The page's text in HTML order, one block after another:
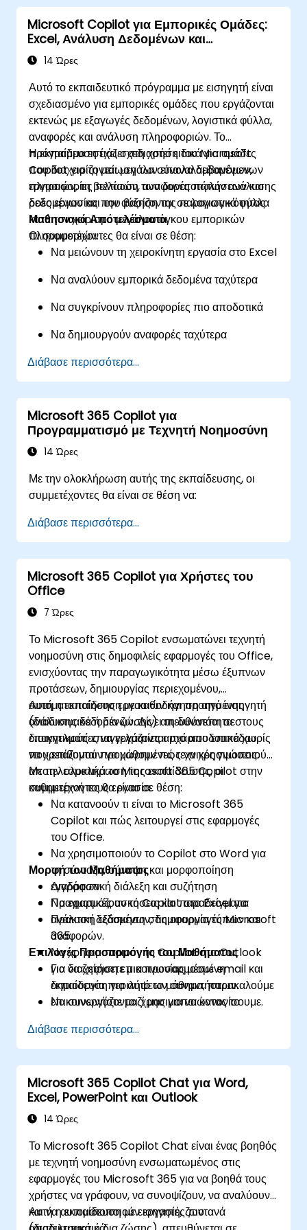
Microsoft Copilot για Εμπορικές Ομάδες:
Excel, Ανάλυση Δεδομένων και
Παραγωγικότητα
14 Ώρες
Αυτό το εκπαιδευτικό πρόγραμμα με εισηγητή είναι
σχεδιασμένο για εμπορικές ομάδες που εργάζονται
εκτενώς με εξαγωγές δεδομένων, λογιστικά φύλλα,
αναφορές και ανάλυση πληροφοριών. Το
πρόγραμμα εστιάζει στη χρήση του Microsoft
Copilot για τη μείωση των επαναλαμβανόμενων
εργασιών, τη βελτίωση των δυνατοτήτων ανάλυσης
δεδομένων και την αύξηση της παραγωγικότητας
κατά τον χειρισμό μεγάλου όγκου εμπορικών
πληροφοριών.
Η εκπαίδευση έχει σχεδιαστεί ειδικά για ομάδες
που διαχειρίζονται μεγάλα σύνολα δεδομένων,
πληροφορίες πελατών, αναφορές πωλήσεων και
ροές εργασίας που βασίζονται σε λογιστικά φύλλα
Μαθησιακά Αποτελέσματα
Οι συμμετέχοντες θα είναι σε θέση:
Να μειώνουν τη χειροκίνητη εργασία στο Excel
Να αναλύουν εμπορικά δεδομένα ταχύτερα
Να συγκρίνουν πληροφορίες πιο αποδοτικά
Να δημιουργούν αναφορές ταχύτερα
Να χρησιμοποιούν το Copilot για καθημερινές
εμπορικές δραστηριότητες
Διάβασε περισσότερα...
Microsoft 365 Copilot για
Προγραμματισμό με Τεχνητή Νοημοσύνη
14 Ώρες
Με την ολοκλήρωση αυτής της εκπαίδευσης, οι
συμμετέχοντες θα είναι σε θέση να:
Διάβασε περισσότερα...
Microsoft 365 Copilot για Χρήστες του
Office
7 Ώρες
Το Microsoft 365 Copilot ενσωματώνει τεχνητή
νοημοσύνη στις δημοφιλείς εφαρμογές του Office,
ενισχύοντας την παραγωγικότητα μέσω έξυπνων
προτάσεων, δημιουργίας περιεχομένου,
αυτοματοποίησης εργασιών και προηγμένης
ανάλυσης δεδομένων. Δίνει τη δυνατότητα στους
επαγγελματίες να εργάζονται πιο αποδοτικά χωρίς
να χρειάζονται προχωρημένες τεχνικές γνώσεις.
Αυτή η εκπαίδευση με καθοδήγηση από εισηγητή
(διαδικτυακά ή δια ζώσης) απευθύνεται σε
διοικητικούς επαγγελματίες αρχάριου επιπέδου
που επιθυμούν να μάθουν πώς να χρησιμοποιούν
αποτελεσματικά το Microsoft 365 Copilot στην
καθημερινή τους εργασία.
Με την ολοκλήρωση της εκπαίδευσης, οι
συμμετέχοντες θα είναι σε θέση:
Να κατανοούν τι είναι το Microsoft 365
Copilot και πώς λειτουργεί στις εφαρμογές
του Office.
Να χρησιμοποιούν το Copilot στο Word για
τη σύνταξη, σύνοψη και μορφοποίηση
εγγράφων.
Να εφαρμόζουν το Copilot στο Excel για
ανάλυση δεδομένων, δημιουργία τύπων και
αναφορών.
Να χρησιμοποιούν το Copilot στο Outlook
για διαχείριση επικοινωνίας μέσω email και
δημιουργία περιλήψεων συναντήσεων.
Να συνεργάζονται χρησιμοποιώντας το
των συναντήσεων και των επόμενων
ενεργειών.
Μορφή του Μαθήματος
Διαδραστική διάλεξη και συζήτηση
Πραγματικές ασκήσεις και παραδείγματα
Πρακτική εξάσκηση στις εφαρμογές Microsoft
365
Επιλογές Προσαρμογής του Μαθήματος
Για να ζητήσετε μια προσαρμοσμένη
εκπαίδευση για αυτό το μάθημα, παρακαλούμε
επικοινωνήστε μαζί μας για να κανονίσουμε.
Διάβασε περισσότερα...
Microsoft 365 Copilot Chat για Word,
Excel, PowerPoint και Outlook
14 Ώρες
Το Microsoft 365 Copilot Chat είναι ένας βοηθός
με τεχνητή νοημοσύνη ενσωματωμένος στις
εφαρμογές του Microsoft 365 για να βοηθά τους
χρήστες να γράφουν, να συνοψίζουν, να αναλύουν
και να αυτοματοποιούν εργασίες πιο
Αυτή η εκπαίδευση με εισηγητή, ζωντανά